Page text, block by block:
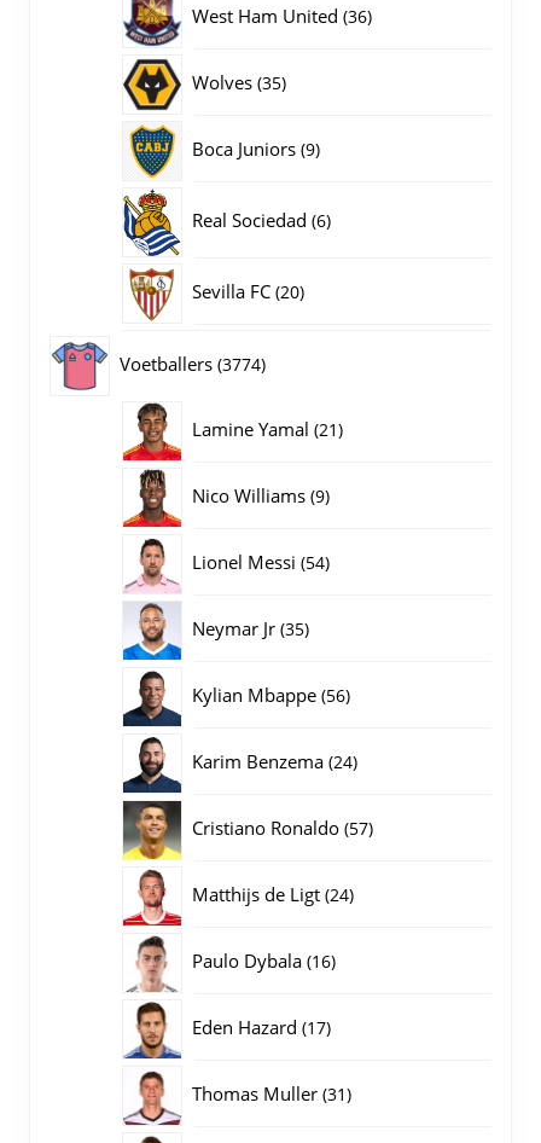
West Ham United 3636
Wolves 3535
Boca Juniors 99
Real Sociedad 66
Sevilla FC 2020
Voetballers 37743774
Lamine Yamal 2121
Nico Williams 99
Lionel Messi 5454
Neymar Jr 3535
Kylian Mbappe 5656
Karim Benzema 2424
Cristiano Ronaldo 5757
Matthijs de Ligt 2424
Paulo Dybala 1616
Eden Hazard 1717
Thomas Muller 3131